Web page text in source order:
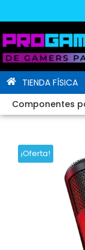
TIENDA FÍSICA
Componentes
¡Oferta!